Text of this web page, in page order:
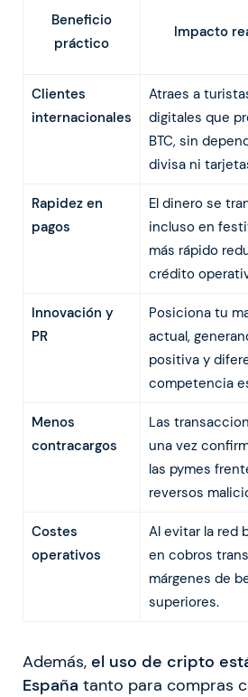
Beneficio
práctico
Impacto
Clientes
internacionales
Atraes a
digitales que
BTC, sin
divisa ni
Rapidez en
pagos
El dinero se
incluso en
más rápido
crédito
Innovación y
PR
Posiciona tu
actual,
positiva y
competencia
Menos
contracargos
Las
una vez
las pymes
reversos
Costes
operativos
Al evitar la red
en cobros
márgenes de
superiores.
Además, el uso de cripto
España tanto para compras